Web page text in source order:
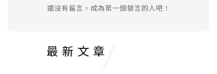
還沒有留言，成為第一個發言的人吧！
最新文章